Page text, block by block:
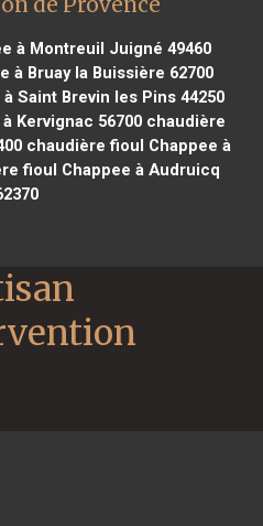
à Montreuil Juigné 49460
à Bruay la Buissière 62700
Saint Brevin les Pins 44250
Kervignac 56700chaudière
chaudière fioul Chappee à
fioul Chappee à Audruicq